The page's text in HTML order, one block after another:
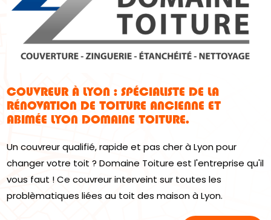
COUVREUR À LYON : SPÉCIALISTE DE LA
RÉNOVATION DE TOITURE ANCIENNE ET
ABIMÉE LYON DOMAINE TOITURE.
Un couvreur qualifié, rapide et pas cher à Lyon pour
changer votre toit ? Domaine Toiture est l'entreprise qu'il
vous faut ! Ce couvreur interveint sur toutes les
problèmatiques liées au toit des maison à Lyon.